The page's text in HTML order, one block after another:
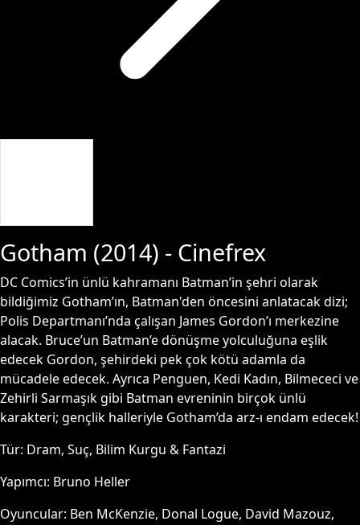
Gotham (2014) - Cinefrex
DC Comics’in ünlü kahramanı Batman’in şehri olarak
bildiğimiz Gotham’ın, Batman'den öncesini anlatacak dizi;
Polis Departmanı’nda çalışan James Gordon’ı merkezine
alacak. Bruce’un Batman’e dönüşme yolculuğuna eşlik
edecek Gordon, şehirdeki pek çok kötü adamla da
mücadele edecek. Ayrıca Penguen, Kedi Kadın, Bilmececi ve
Zehirli Sarmaşık gibi Batman evreninin birçok ünlü
karakteri; gençlik halleriyle Gotham’da arz-ı endam edecek!
Tür: Dram, Suç, Bilim Kurgu & Fantazi
Yapımcı: Bruno Heller
Oyuncular: Ben McKenzie, Donal Logue, David Mazouz,